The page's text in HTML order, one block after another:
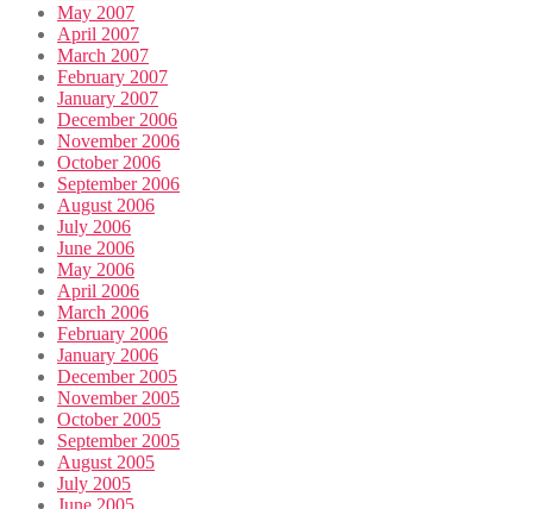
May 2007
April 2007
March 2007
February 2007
January 2007
December 2006
November 2006
October 2006
September 2006
August 2006
July 2006
June 2006
May 2006
April 2006
March 2006
February 2006
January 2006
December 2005
November 2005
October 2005
September 2005
August 2005
July 2005